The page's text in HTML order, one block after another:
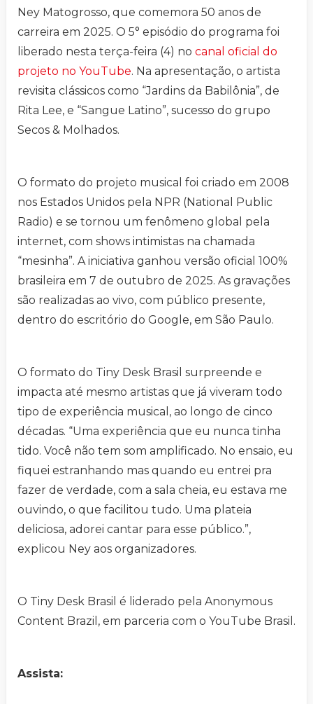
Ney Matogrosso, que comemora 50 anos de
carreira em 2025. O 5° episódio do programa foi
liberado nesta terça-feira (4) no canal oficial do
projeto no YouTube. Na apresentação, o artista
revisita clássicos como “Jardins da Babilônia”, de
Rita Lee, e “Sangue Latino”, sucesso do grupo
Secos & Molhados.
O formato do projeto musical foi criado em 2008
nos Estados Unidos pela NPR (National Public
Radio) e se tornou um fenômeno global pela
internet, com shows intimistas na chamada
“mesinha”. A iniciativa ganhou versão oficial 100%
brasileira em 7 de outubro de 2025. As gravações
são realizadas ao vivo, com público presente,
dentro do escritório do Google, em São Paulo.
O formato do Tiny Desk Brasil surpreende e
impacta até mesmo artistas que já viveram todo
tipo de experiência musical, ao longo de cinco
décadas. “Uma experiência que eu nunca tinha
tido. Você não tem som amplificado. No ensaio, eu
fiquei estranhando mas quando eu entrei pra
fazer de verdade, com a sala cheia, eu estava me
ouvindo, o que facilitou tudo. Uma plateia
deliciosa, adorei cantar para esse público.”,
explicou Ney aos organizadores.
O Tiny Desk Brasil é liderado pela Anonymous
Content Brazil, em parceria com o YouTube Brasil.
Assista: